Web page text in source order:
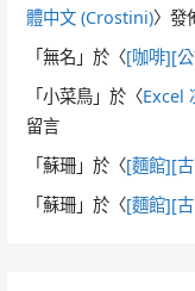
體中文 (Crostini)〉發
「無名 」於〈[咖啡][
「小菜鳥 」於〈Excel
留言
「蘇珊 」於〈[麵館][
「蘇珊 」於〈[麵館][